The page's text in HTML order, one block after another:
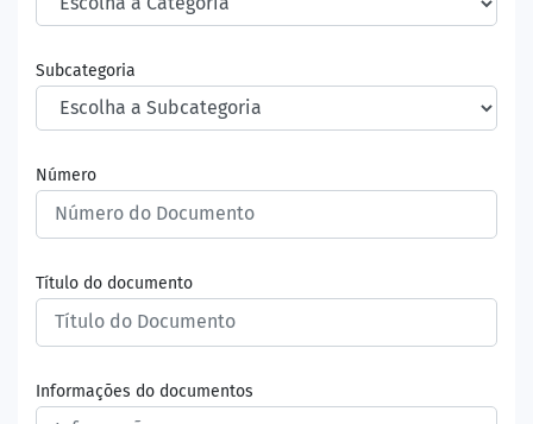
Subcategoria
Número
Título do documento
Informações do documentos